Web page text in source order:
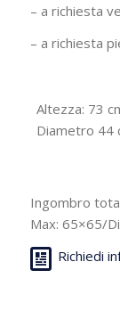
– a richiesta
– a richiesta
Altezza: 73
Diametro 44
Ingombro
Max: 65×65/
Richiedi